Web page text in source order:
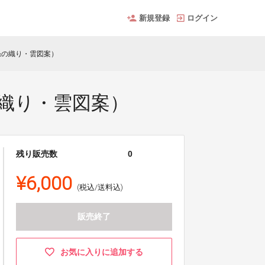
新規登録 ログイン
織り・雲図案）
・雲図案）
残り販売数 0
¥6,000 (税込/送料込)
販売終了
お気に入りに追加する